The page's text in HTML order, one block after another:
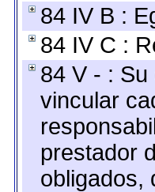
84 IV B :
84 IV C :
84 V - :
vincular
prestador
obligados,